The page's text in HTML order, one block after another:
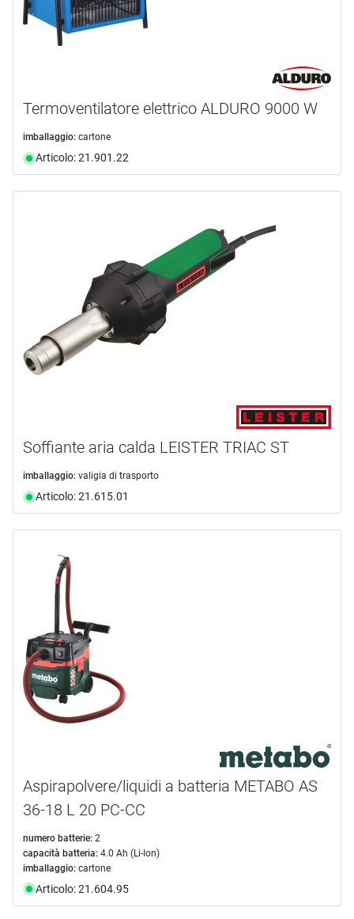
Termoventilatore elettrico ALDURO 9000 W
imballaggio: cartone
Articolo: 21.901.22
Soffiante aria calda LEISTER TRIAC ST
imballaggio: valigia di trasporto
Articolo: 21.615.01
Aspirapolvere/liquidi a batteria METABO AS
36-18 L 20 PC-CC
numero batterie: 2
capacità batteria: 4.0 Ah (Li-Ion)
imballaggio: cartone
Articolo: 21.604.95